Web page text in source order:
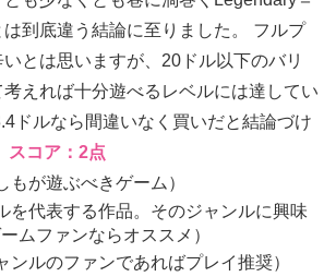
到底違う結論に至りました。 フルプ
とは思いますが、20ドル以下のバリ
考えれば十分遊べるレベルには達してい
ドルなら間違いなく買いだと結論づけ
スコア：2点
もが遊ぶべきゲーム）
を代表する作品。そのジャンルに興味
ムファンならオススメ）
ンルのファンであればプレイ推奨）